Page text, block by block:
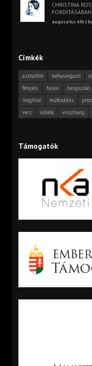
CHRISTINA
FORDÍTÁSÁBAN
augusztus 6th |
Címkék
asztalfiók beharangozó
fénykör
haiku hangszóló
meghívó
műfordítás
vers
videók visszhang
Támogatók